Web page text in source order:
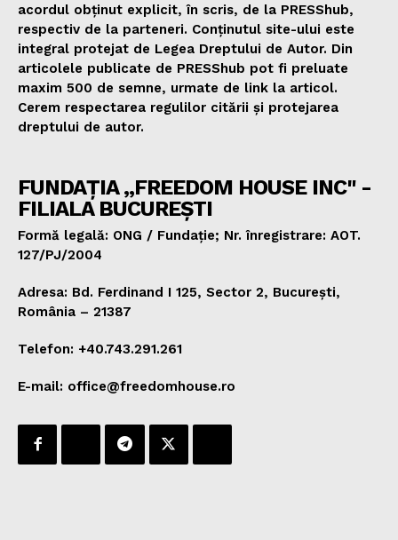
acordul obținut explicit, în scris, de la PRESShub,
respectiv de la parteneri. Conținutul site-ului este
integral protejat de Legea Dreptului de Autor. Din
articolele publicate de PRESShub pot fi preluate
maxim 500 de semne, urmate de link la articol.
Cerem respectarea regulilor citării și protejarea
dreptului de autor.
FUNDAȚIA „FREEDOM HOUSE INC" -
FILIALA BUCUREȘTI
Formă legală: ONG / Fundație; Nr. înregistrare: AOT.
127/PJ/2004
Adresa: Bd. Ferdinand I 125, Sector 2, București,
România – 21387
Telefon: +40.743.291.261
E-mail: office@freedomhouse.ro